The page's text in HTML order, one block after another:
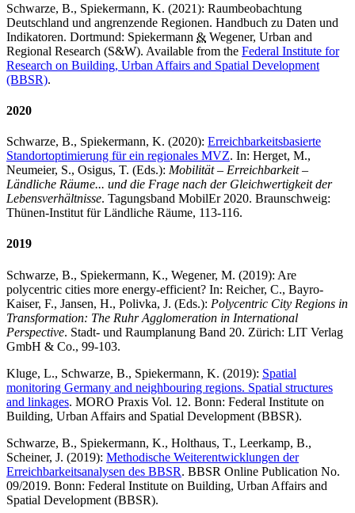
Schwarze, B., Spiekermann, K. (2021): Raumbeobachtung
Deutschland und angrenzende Regionen. Handbuch zu Daten und
Indikatoren. Dortmund: Spiekermann & Wegener, Urban and
Regional Research (S&W). Available from the Federal Institute for
Research on Building, Urban Affairs and Spatial Development
(BBSR).
2020
Schwarze, B., Spiekermann, K. (2020): Erreichbarkeitsbasierte
Standortoptimierung für ein regionales MVZ. In: Herget, M.,
Neumeier, S., Osigus, T. (Eds.): Mobilität – Erreichbarkeit –
Ländliche Räume... und die Frage nach der Gleichwertigkeit der
Lebensverhältnisse. Tagungsband MobilEr 2020. Braunschweig:
Thünen-Institut für Ländliche Räume, 113-116.
2019
Schwarze, B., Spiekermann, K., Wegener, M. (2019): Are
polycentric cities more energy-efficient? In: Reicher, C., Bayro-
Kaiser, F., Jansen, H., Polivka, J. (Eds.): Polycentric City Regions in
Transformation: The Ruhr Agglomeration in International
Perspective. Stadt- und Raumplanung Band 20. Zürich: LIT Verlag
GmbH & Co., 99-103.
Kluge, L., Schwarze, B., Spiekermann, K. (2019): Spatial
monitoring Germany and neighbouring regions. Spatial structures
and linkages. MORO Praxis Vol. 12. Bonn: Federal Institute on
Building, Urban Affairs and Spatial Development (BBSR).
Schwarze, B., Spiekermann, K., Holthaus, T., Leerkamp, B.,
Scheiner, J. (2019): Methodische Weiterentwicklungen der
Erreichbarkeitsanalysen des BBSR. BBSR Online Publication No.
09/2019. Bonn: Federal Institute on Building, Urban Affairs and
Spatial Development (BBSR).